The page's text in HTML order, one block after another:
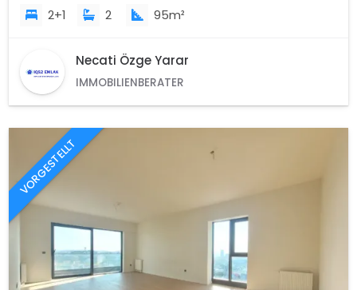
2+1 2 95m²
Necati Özge Yarar
IMMOBILIENBERATER
VORGESTELLT